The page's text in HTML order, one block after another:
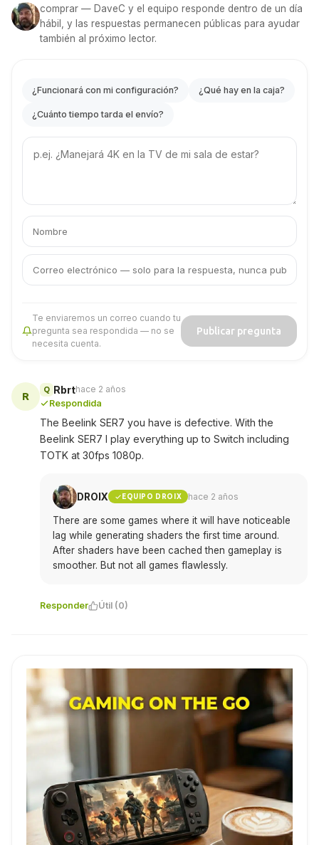
comprar — DaveC y el equipo responde dentro de un día
hábil, y las respuestas permanecen públicas para ayudar
también al próximo lector.
¿Funcionará con mi configuración? ¿Qué hay en la caja?
¿Cuánto tiempo tarda el envío?
question
Tu
nombre
Tu
correo
electrónico
Te enviaremos un correo cuando tu
pregunta sea respondida — no se
necesita cuenta.
Publicar pregunta
R
Q Rbrthace 2 años
Respondida
The Beelink SER7 you have is defective. With the
Beelink SER7 I play everything up to Switch including
TOTK at 30fps 1080p.
DROIX EQUIPO DROIX hace 2 años
There are some games where it will have noticeable
lag while generating shaders the first time around.
After shaders have been cached then gameplay is
smoother. But not all games flawlessly.
Responder Útil (0)